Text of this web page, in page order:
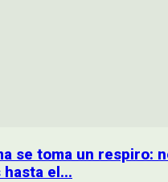
se toma un respiro:
hasta el...